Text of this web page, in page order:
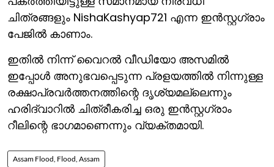
ചിത്രങ്ങളും NishaKashyap721 എന്ന ഇന്‍സ്റ്റഗ്രാം
പേജില്‍ കാണാം.
ഇതില്‍ നിന്ന് വൈറല്‍ വീഡിയോ അസമില്‍
ഇപ്പോള്‍ അനുഭവപ്പെടുന്ന പ്രളയത്തില്‍ നിന്നുള്ള
രക്ഷാപ്രവര്‍ത്തനത്തിന്റെ ദൃശ്യമല്ലെന്നും
ഹരിദ്വാറില്‍ ചിത്രീകരിച്ച ഒരു ഇന്‍സ്റ്റഗ്രാം
റീലിന്റെ ഭാഗമാണെന്നും വ്യക്തമായി.
Assam Flood, Flood, Assam